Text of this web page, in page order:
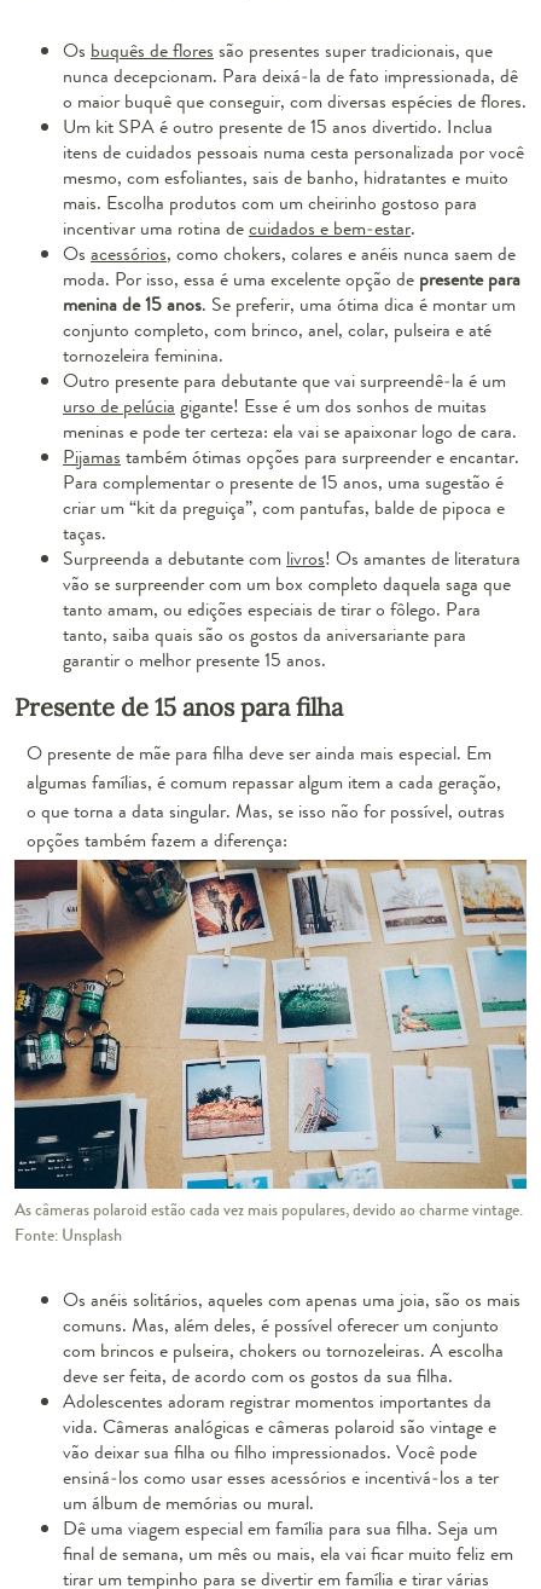
Os buquês de flores são presentes super tradicionais, que
nunca decepcionam. Para deixá-la de fato impressionada, dê
o maior buquê que conseguir, com diversas espécies de flores.
Um kit SPA é outro presente de 15 anos divertido. Inclua
itens de cuidados pessoais numa cesta personalizada por você
mesmo, com esfoliantes, sais de banho, hidratantes e muito
mais. Escolha produtos com um cheirinho gostoso para
incentivar uma rotina decuidados e bem-estar.
Os acessórios, como chokers, colares e anéis nunca saem de
moda. Por isso, essa é uma excelente opção de presente para
menina de 15 anos. Se preferir, uma ótima dica é montar um
conjunto completo, com brinco, anel, colar, pulseira e até
tornozeleira feminina.
Outro presente para debutante que vai surpreendê-la é um
urso de pelúcia gigante! Esse é um dos sonhos de muitas
meninas e pode ter certeza: ela vai se apaixonar logo de cara.
Pijamas também ótimas opções para surpreender e encantar.
Para complementar o presente de 15 anos, uma sugestão é
criar um “kit da preguiça”, com pantufas, balde de pipoca e
taças.
Surpreenda a debutante com livros! Os amantes de literatura
vão se surpreender com um box completo daquela saga que
tanto amam, ou edições especiais de tirar o fôlego. Para
tanto, saiba quais são os gostos da aniversariante para
garantir o melhor presente 15 anos.
Presente de 15 anos para filha
O presente de mãe para filha deve ser ainda mais especial. Em
algumas famílias, é comum repassar algum item a cada geração,
o que torna a data singular. Mas, se isso não for possível, outras
opções também fazem a diferença:
As câmeras polaroid estão cada vez mais populares, devido ao charme vintage.
Fonte: Unsplash
Os anéis solitários, aqueles com apenas uma joia, são os mais
comuns. Mas, além deles, é possível oferecer um conjunto
com brincos e pulseira, chokers ou tornozeleiras. A escolha
deve ser feita, de acordo com os gostos da sua filha.
Adolescentes adoram registrar momentos importantes da
vida. Câmeras analógicas e câmeras polaroid são vintage e
vão deixar sua filha ou filho impressionados. Você pode
ensiná-los como usar esses acessórios e incentivá-los a ter
um álbum de memórias ou mural.
Dê uma viagem especial em família para sua filha. Seja um
final de semana, um mês ou mais, ela vai ficar muito feliz em
tirar um tempinho para se divertir em família e tirar várias